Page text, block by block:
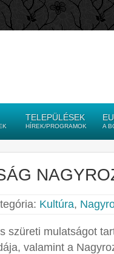
TELEPÜLÉSEK
HÍREK/PROGRAMOK A
Kultúra,
szüreti mulatságot
valamint a